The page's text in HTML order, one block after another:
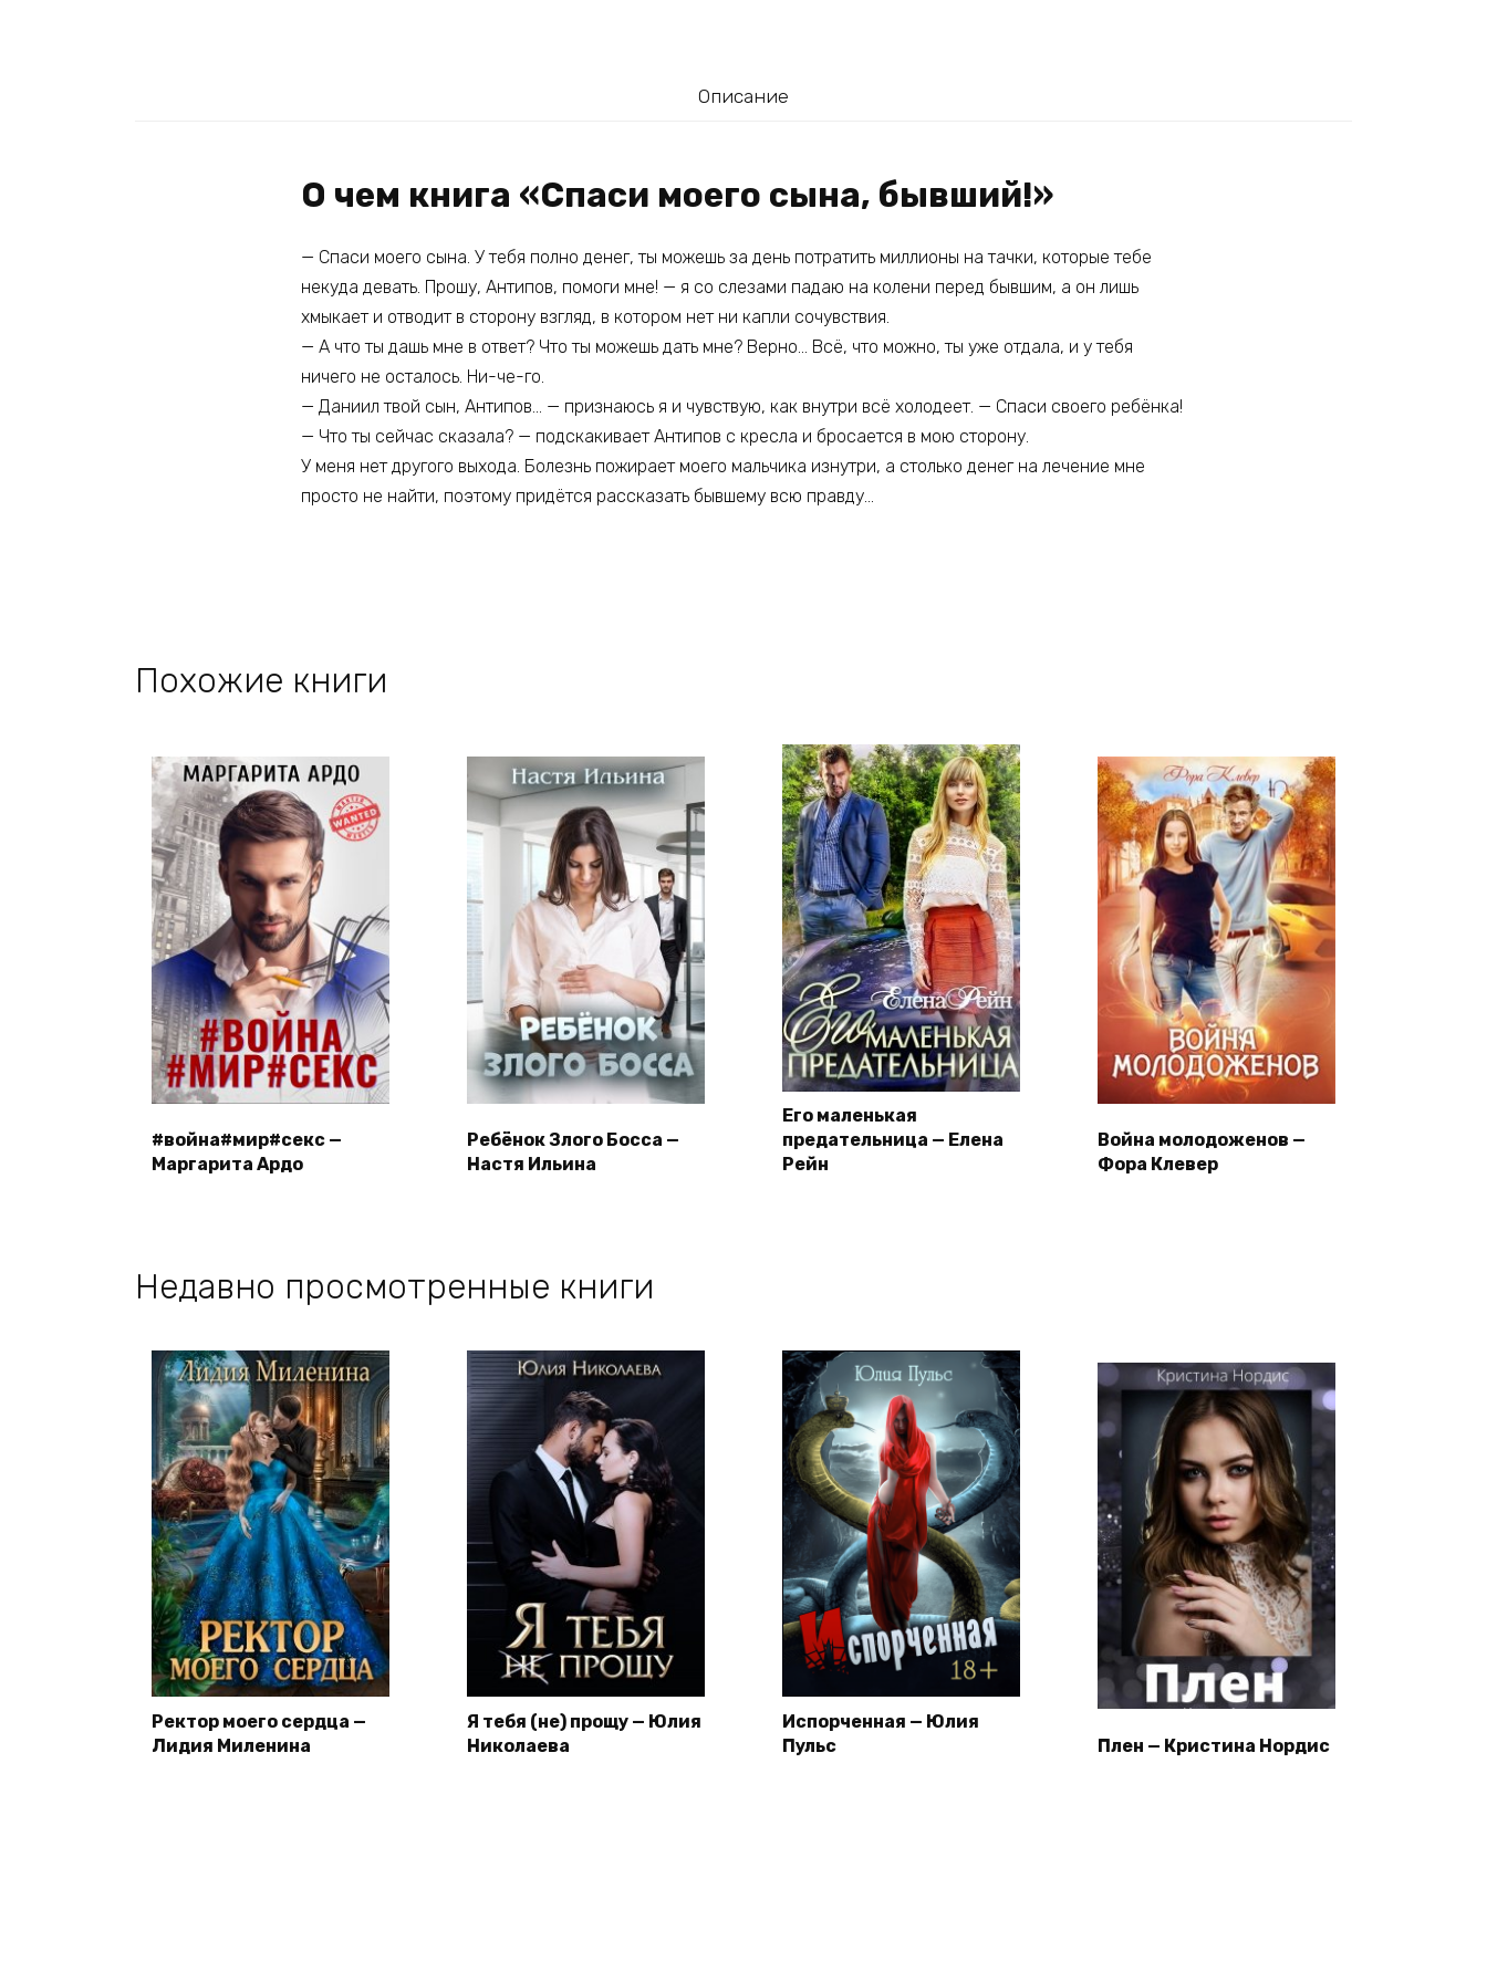
Описание
О чем книга «Спаси моего сына, бывший!»
— Спаси моего сына. У тебя полно денег, ты можешь за день потратить миллионы на тачки, которые тебе
некуда девать. Прошу, Антипов, помоги мне! — я со слезами падаю на колени перед бывшим, а он лишь
хмыкает и отводит в сторону взгляд, в котором нет ни капли сочувствия.
— А что ты дашь мне в ответ? Что ты можешь дать мне? Верно… Всё, что можно, ты уже отдала, и у тебя
ничего не осталось. Ни-че-го.
— Даниил твой сын, Антипов… — признаюсь я и чувствую, как внутри всё холодеет. — Спаси своего ребёнка!
— Что ты сейчас сказала? — подскакивает Антипов с кресла и бросается в мою сторону.
У меня нет другого выхода. Болезнь пожирает моего мальчика изнутри, а столько денег на лечение мне
просто не найти, поэтому придётся рассказать бывшему всю правду…
Похожие книги
#война#мир#секс —
Маргарита Ардо
Ребёнок Злого Босса —
Настя Ильина
Его маленькая
предательница — Елена
Рейн
Война молодоженов —
Фора Клевер
Недавно просмотренные книги
Ректор моего сердца —
Лидия Миленина
Я тебя (не) прощу — Юлия
Николаева
Испорченная — Юлия
Пульс
Плен — Кристина Нордис